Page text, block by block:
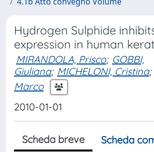
Hydrogen Sulphide
expression in human
MIRANDOLA, Prisco; GOBBI,
Giuliana; MICHELONI, Cristina;
Marco
2010-01-01
Scheda breve
Scheda